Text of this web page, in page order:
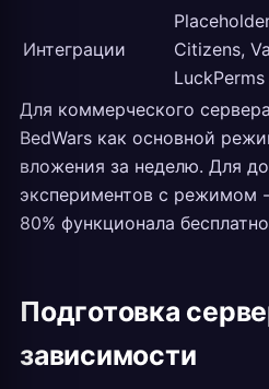
Интеграции
Citizens,
LuckPerms
Для коммерческого
BedWars как основной
вложения за неделю. Для
экспериментов с режимом -
80% функционала
Подготовка
зависимости